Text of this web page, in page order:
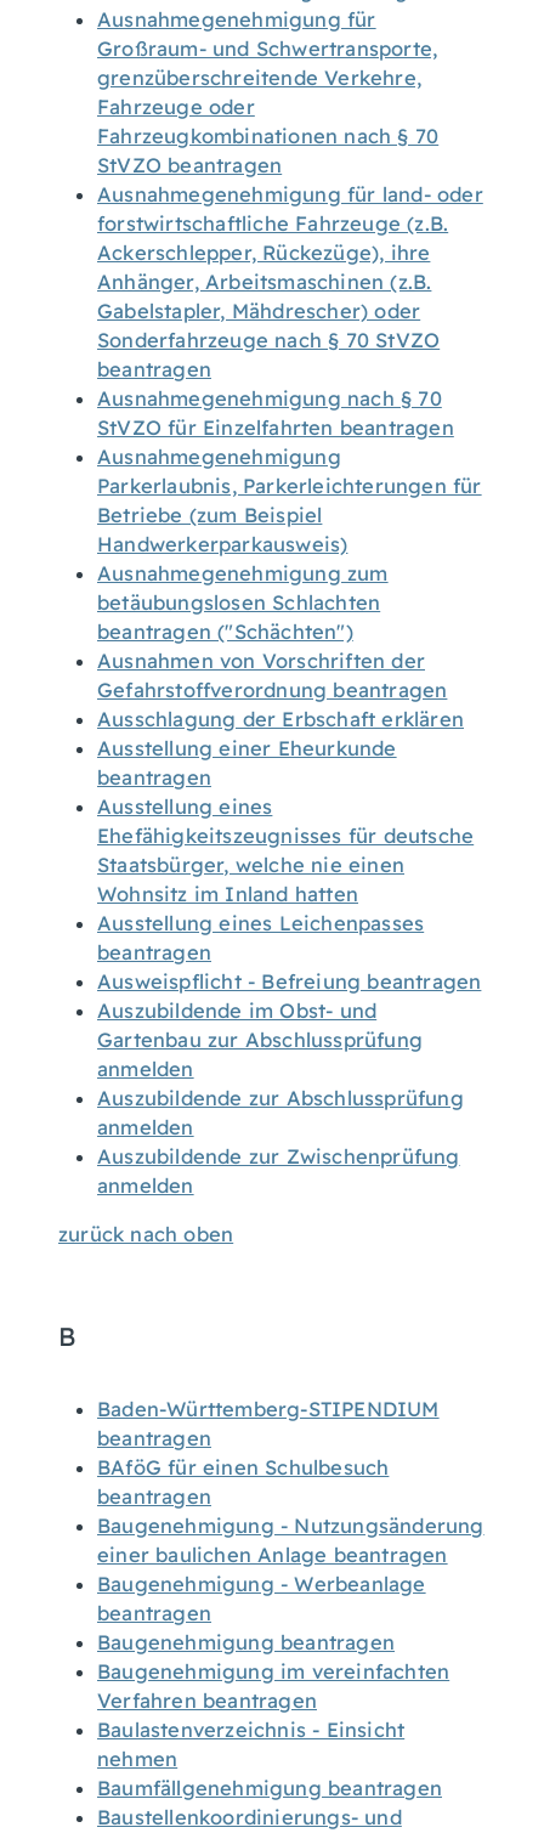
Ausnahmegenehmigung für
Großraum- und Schwertransporte,
grenzüberschreitende Verkehre,
Fahrzeuge oder
Fahrzeugkombinationen nach § 70
StVZO beantragen
Ausnahmegenehmigung für land- oder
forstwirtschaftliche Fahrzeuge (z.B.
Ackerschlepper, Rückezüge), ihre
Anhänger, Arbeitsmaschinen (z.B.
Gabelstapler, Mähdrescher) oder
Sonderfahrzeuge nach § 70 StVZO
beantragen
Ausnahmegenehmigung nach § 70
StVZO für Einzelfahrten beantragen
Ausnahmegenehmigung
Parkerlaubnis, Parkerleichterungen für
Betriebe (zum Beispiel
Handwerkerparkausweis)
Ausnahmegenehmigung zum
betäubungslosen Schlachten
beantragen ("Schächten")
Ausnahmen von Vorschriften der
Gefahrstoffverordnung beantragen
Ausschlagung der Erbschaft erklären
Ausstellung einer Eheurkunde
beantragen
Ausstellung eines
Ehefähigkeitszeugnisses für deutsche
Staatsbürger, welche nie einen
Wohnsitz im Inland hatten
Ausstellung eines Leichenpasses
beantragen
Ausweispflicht - Befreiung beantragen
Auszubildende im Obst- und
Gartenbau zur Abschlussprüfung
anmelden
Auszubildende zur Abschlussprüfung
anmelden
Auszubildende zur Zwischenprüfung
anmelden
zurück nach oben
B
Baden-Württemberg-STIPENDIUM
beantragen
BAföG für einen Schulbesuch
beantragen
Baugenehmigung - Nutzungsänderung
einer baulichen Anlage beantragen
Baugenehmigung - Werbeanlage
beantragen
Baugenehmigung beantragen
Baugenehmigung im vereinfachten
Verfahren beantragen
Baulastenverzeichnis - Einsicht
nehmen
Baumfällgenehmigung beantragen
Baustellenkoordinierungs- und